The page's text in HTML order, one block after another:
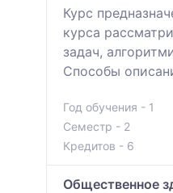
Курс
курса
задач,
Способы
Год обучения - 1
Семестр - 2
Кредитов - 6
Общественное